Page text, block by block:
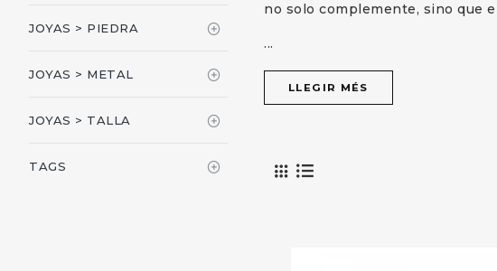
JOYAS > TALLA
JOYAS > PIEDRA
JOYAS > METAL
TAGS
no solo complemente, sino que
...
LLEGIR MÉS